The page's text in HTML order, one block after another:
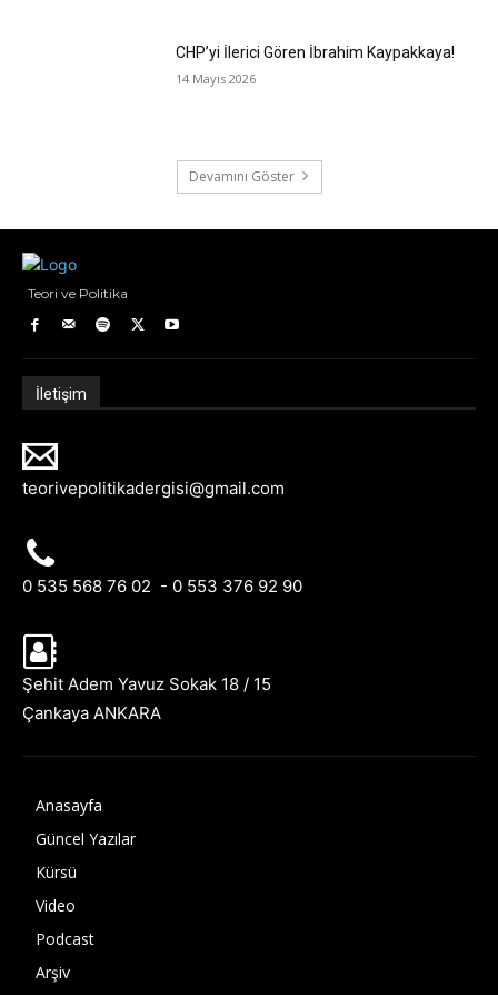
CHP’yi İlerici Gören İbrahim Kaypakkaya!
14 Mayıs 2026
Devamını Göster
Teori ve Politika
İletişim
teorivepolitikadergisi@gmail.com
0 535 568 76 02 - 0 553 376 92 90
Şehit Adem Yavuz Sokak 18 / 15
Çankaya ANKARA
Anasayfa
Güncel Yazılar
Kürsü
Video
Podcast
Arşiv